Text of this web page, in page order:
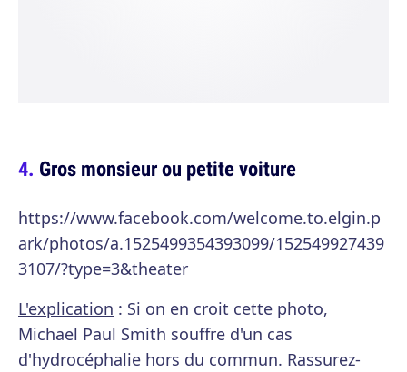
Gros monsieur ou petite voiture
https://www.facebook.com/welcome.to.elgin.p
ark/photos/a.1525499354393099/152549927439
3107/?type=3&theater
L'explication : Si on en croit cette photo,
Michael Paul Smith souffre d'un cas
d'hydrocéphalie hors du commun. Rassurez-